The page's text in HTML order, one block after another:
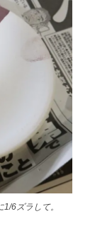
6ズラして。